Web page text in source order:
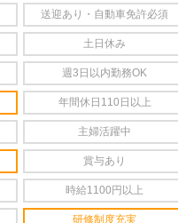
送迎あり・自動車免許必須
土日休み
週3日以内勤務OK
年間休日110日以上
主婦活躍中
賞与あり
時給1100円以上
研修制度充実